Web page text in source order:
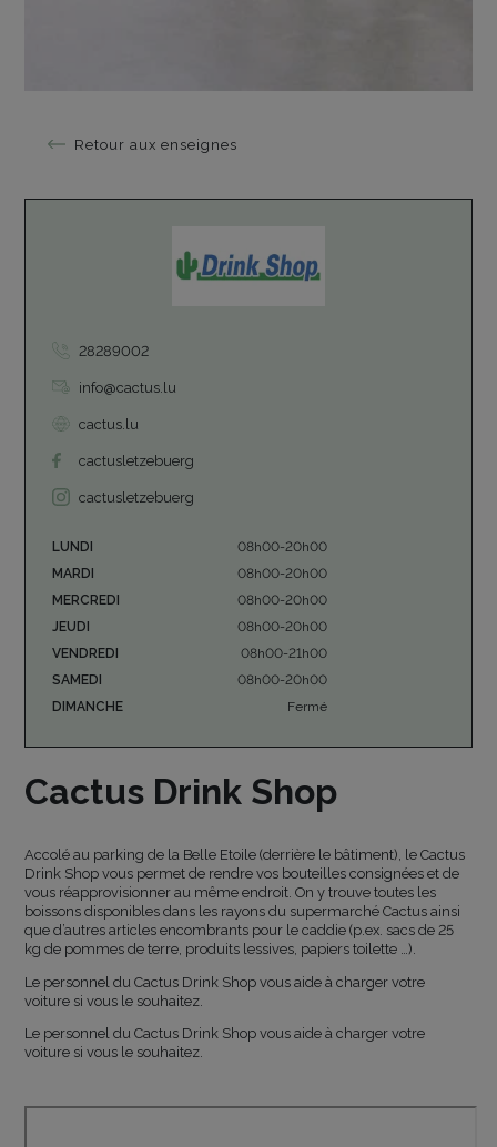
Retour aux enseignes
Cactus Drink Shop
Accolé au parking de la Belle Etoile (derrière le bâtiment), le Cactus
Drink Shop vous permet de rendre vos bouteilles consignées et de
vous réapprovisionner au même endroit. On y trouve toutes les
boissons disponibles dans les rayons du supermarché Cactus ainsi
que d’autres articles encombrants pour le caddie (p.ex. sacs de 25
kg de pommes de terre, produits lessives, papiers toilette …).
Le personnel du Cactus Drink Shop vous aide à charger votre
voiture si vous le souhaitez.
Le personnel du Cactus Drink Shop vous aide à charger votre
voiture si vous le souhaitez.
28289002
info@cactus.lu
cactus.lu
cactusletzebuerg
cactusletzebuerg
LUNDI
08h00-20h00
MARDI
08h00-20h00
MERCREDI
08h00-20h00
JEUDI
08h00-20h00
VENDREDI
08h00-21h00
SAMEDI
08h00-20h00
DIMANCHE
Fermé